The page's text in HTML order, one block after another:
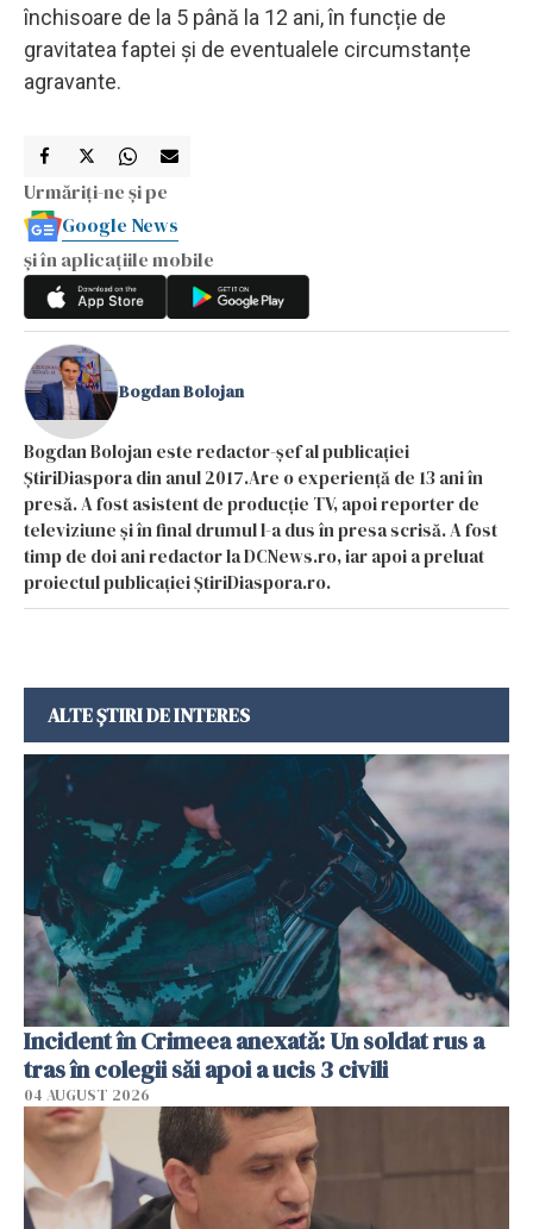
închisoare de la 5 până la 12 ani, în funcție de
gravitatea faptei și de eventualele circumstanțe
agravante.
Urmăriți-ne și pe
Google News
și în aplicațiile mobile
Bogdan Bolojan
Bogdan Bolojan este redactor-șef al publicației
ȘtiriDiaspora din anul 2017.Are o experiență de 13 ani în
presă. A fost asistent de producție TV, apoi reporter de
televiziune și în final drumul l-a dus în presa scrisă. A fost
timp de doi ani redactor la DCNews.ro, iar apoi a preluat
proiectul publicației ȘtiriDiaspora.ro.
ALTE ȘTIRI DE INTERES
Incident în Crimeea anexată: Un soldat rus a
tras în colegii săi apoi a ucis 3 civili
04 AUGUST 2026